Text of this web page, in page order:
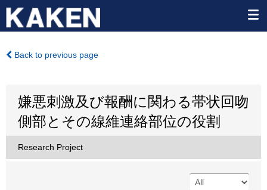
Back to previous page
嫌悪刺激及び報酬に関わる帯状回吻
側部とその線維連絡部位の役割
Research Project